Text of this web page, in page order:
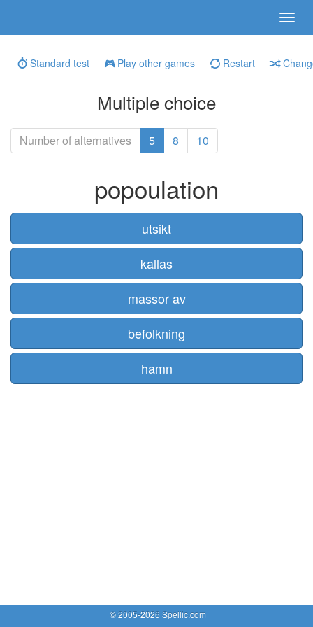
Standard test Play other games Restart
Multiple choice
Number of alternatives 5 8 10
popoulation
utsikt
kallas
massor av
befolkning
hamn
© 2005-2026 Spellic.com